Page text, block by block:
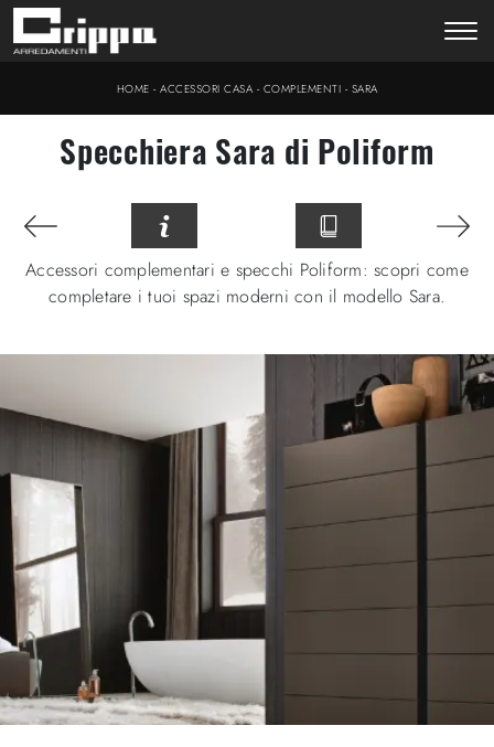
HOME - ACCESSORI CASA - COMPLEMENTI - SARA
Specchiera Sara di Poliform
Accessori complementari e specchi Poliform: scopri come
completare i tuoi spazi moderni con il modello Sara.